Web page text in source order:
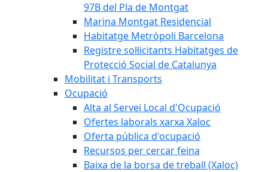
97B del Pla de Montgat
Marina Montgat Residencial
Habitatge Metròpoli Barcelona
Registre sol·licitants Habitatges de
Protecció Social de Catalunya
Mobilitat i Transports
Ocupació
Alta al Servei Local d'Ocupació
Ofertes laborals xarxa Xaloc
Oferta pública d'ocupació
Recursos per cercar feina
Baixa de la borsa de treball (Xaloc)